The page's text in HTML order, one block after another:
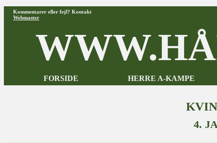
Kommentarer eller fejl? Kontakt
Webmaster
FORSIDE HERRE A-KAMPE
4.